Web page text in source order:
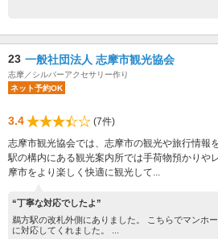
23 一般社団法人 志摩市観光協会
志摩／シルバーアクセサリー作り
ネット予約OK
3.4
(7件)
志摩市観光協会では、志摩市の観光や旅行情報
駅の構内にある観光案内所では手荷物預かりや
摩市をより楽しく快適に観光して...
“丁寧な対応でしたよ”
鵜方駅の改札外側にありました。 こちらでマンホ
に対応してくれました。 ...